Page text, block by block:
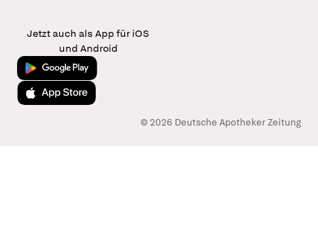
Jetzt auch als App für iOS
und Android
Jetzt bei Google Play
Laden im App Store
© 2026 Deutsche Apotheker Zeitung